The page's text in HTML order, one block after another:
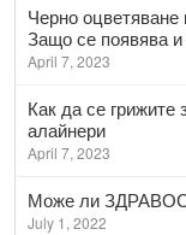
Черно оцветяване
Защо се появява
April 7, 2023
Как да се грижите
алайнери
April 7, 2023
Може ли
July 1, 2022